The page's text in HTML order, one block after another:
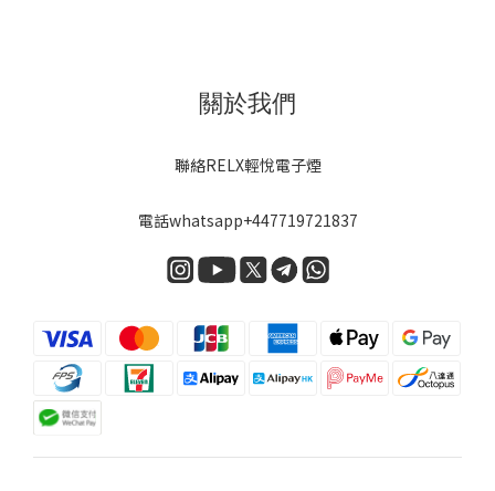
關於我們
聯絡RELX輕悅電子煙
電話whatsapp+447719721837